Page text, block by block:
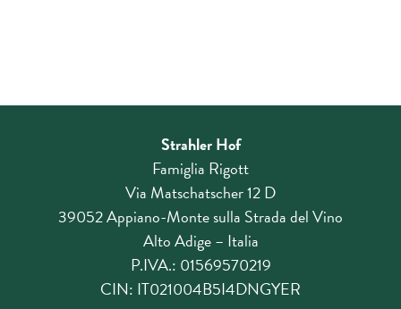
Strahler Hof
Famiglia Rigott
Via Matschatscher 12 D
39052 Appiano-Monte sulla Strada del Vino
Alto Adige – Italia
P.IVA.: 01569570219
CIN: IT021004B5I4DNGYER